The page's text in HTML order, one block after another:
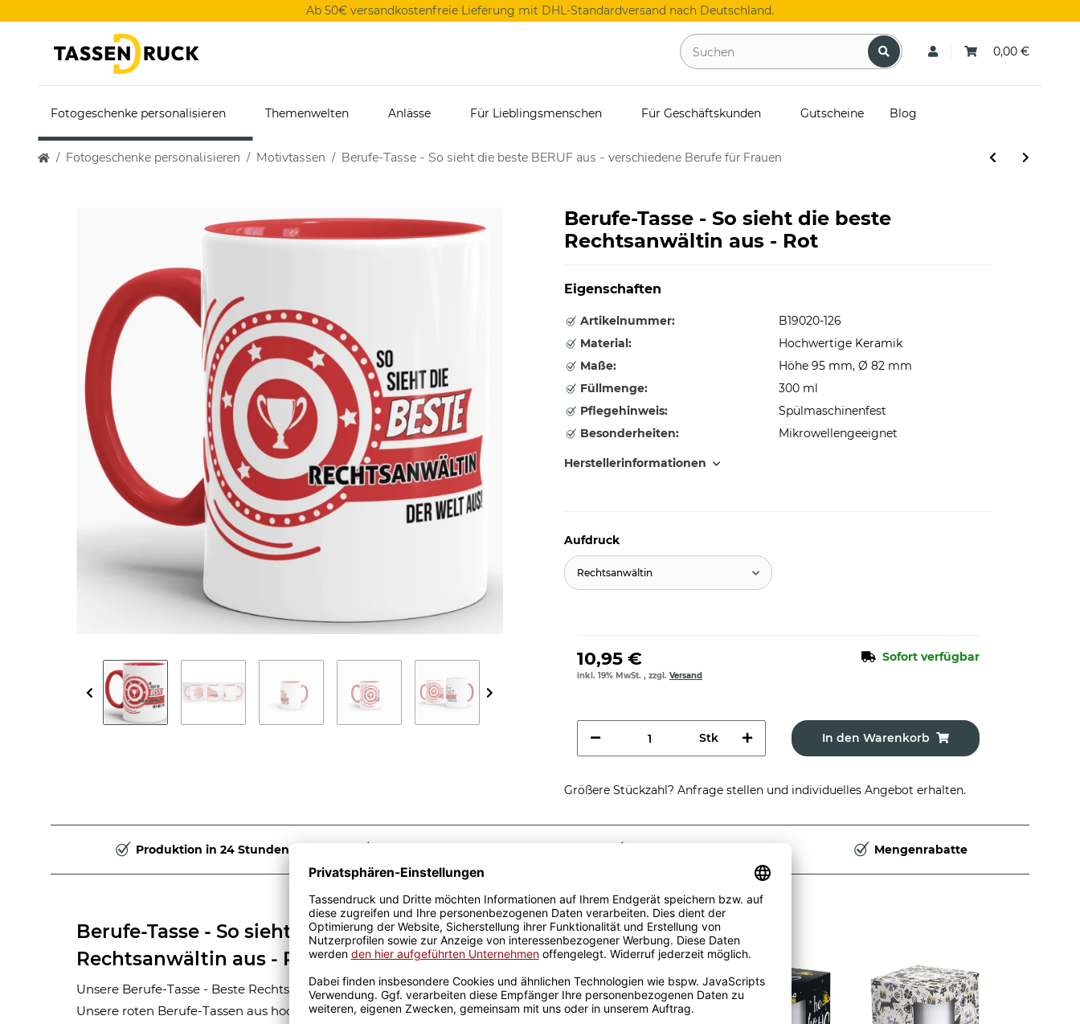
Ab 50€ versandkostenfreie Lieferung mit DHL-Standardversand nach Deutschland.
0,00 €
Fotogeschenke personalisieren Themenwelten Anlässe Für Lieblingsmenschen Für Geschäftskunden Gutscheine Blog
Fotogeschenke personalisieren Motivtassen Berufe-Tasse - So sieht die beste BERUF aus - verschiedene Berufe für Frauen
Berufe-Tasse - So sieht die beste
Rechtsanwältin aus - Rot
Eigenschaften
Artikelnummer:
B19020-126
Material:
Hochwertige Keramik
Maße:
Höhe 95 mm, Ø 82 mm
Füllmenge:
300 ml
Pflegehinweis:
Spülmaschinenfest
Besonderheiten:
Mikrowellengeeignet
Herstellerinformationen
Aufdruck
Rechtsanwältin
10,95 € Sofort verfügbar
inkl. 19% MwSt. , zzgl. Versand
Stk In den Warenkorb
Größere Stückzahl? Anfrage stellen und individuelles Angebot erhalten.
Produktion in 24 Stunden Mengenrabatte
Berufe-Tasse - So sieht die beste
Rechtsanwältin aus - Rot
Unsere Berufe-Tasse - Beste Rechtsanwältin - ist eine tolle Geschenkidee.
Unsere roten Berufe-Tassen aus hochwertiger Keramik wurden mit viel
Passende Verpackungen